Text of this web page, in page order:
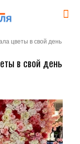
цветы в свой день
в свой день